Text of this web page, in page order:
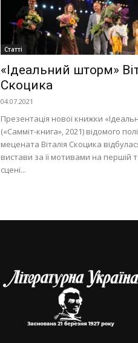
Статті
«Ідеальний шторм»
Скоцика
04.07.2021
Презентація нової книжки
(«Самміт-книга», 2021) відомого
мецената Віталія Скоцика
вистави за її мотивами на першій
сцені...